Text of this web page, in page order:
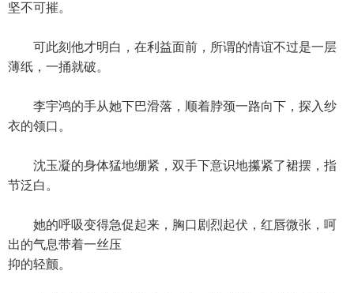
坚不可摧。
可此刻他才明白，在利益面前，所谓的情谊不过是一层
薄纸，一捅就破。
李宇鸿的手从她下巴滑落，顺着脖颈一路向下，探入纱
衣的领口。
沈玉凝的身体猛地绷紧，双手下意识地攥紧了裙摆，指
节泛白。
她的呼吸变得急促起来，胸口剧烈起伏，红唇微张，呵
出的气息带着一丝压
抑的轻颤。